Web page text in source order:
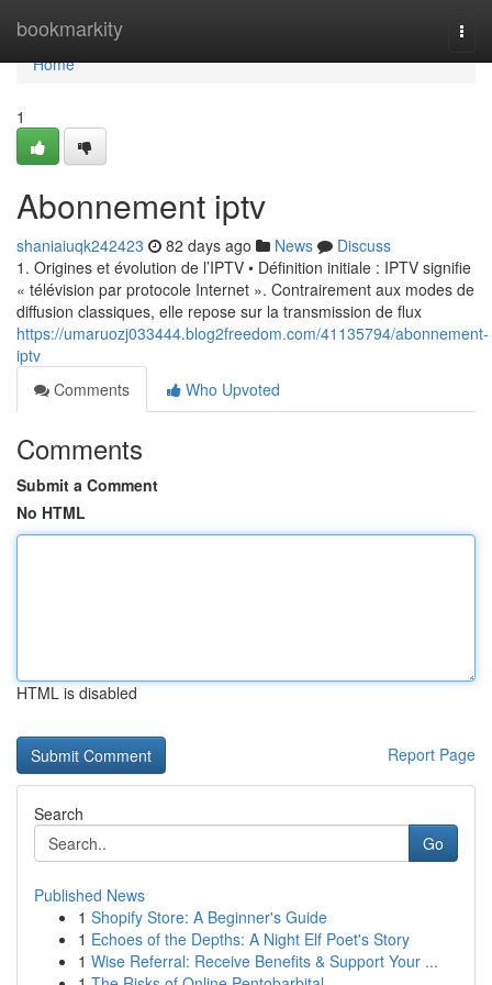
bookmarkity
Home
Home
1
Abonnement iptv
shaniaiuqk242423 82 days ago News
Discuss
1. Origines et évolution de l’IPTV • Définition initiale : IPTV signifie
« télévision par protocole Internet ». Contrairement aux modes de
diffusion classiques, elle repose sur la transmission de flux
https://umaruozj033444.blog2freedom.com/41135794/abonnement-
iptv
Comments
Who Upvoted
Comments
Submit a Comment
No HTML
HTML is disabled
Report Page
Search
Go
Published News
1 Shopify Store: A Beginner's Guide
1 Echoes of the Depths: A Night Elf Poet's Story
1 Wise Referral: Receive Benefits & Support Your ...